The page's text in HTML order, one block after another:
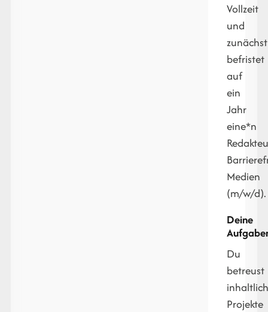
Vollzeit
und
zunächst
befristet
auf
ein
Jahr
eine*n
Medien
(m/w/d).
Deine
Du
betreust
Projekte